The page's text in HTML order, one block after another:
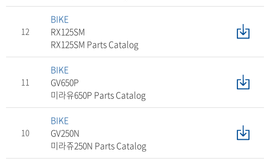
12
BIKE
RX125SM
RX125SM Parts Catalog
11
BIKE
GV650P
미라유650P Parts Catalog
10
BIKE
GV250N
미라쥬250N Parts Catalog